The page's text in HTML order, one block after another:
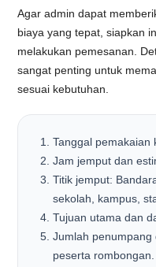
Agar admin dapat
biaya yang tepat, siapkan
melakukan pemesanan.
sangat penting untuk
sesuai kebutuhan.
Tanggal pemakaian
Jam jemput dan
Titik jemput:
sekolah, kampus,
Tujuan utama dan
Jumlah penumpang
peserta rombongan.